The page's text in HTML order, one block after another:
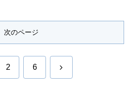
次のページ
2 6 次